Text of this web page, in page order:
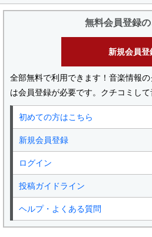
無料会員登録
新規会員登
全部無料で利用できます！音楽情報
は会員登録が必要です。クチコミして
初めての方はこちら
新規会員登録
ログイン
投稿ガイドライン
ヘルプ・よくある質問